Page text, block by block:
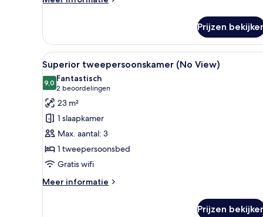
geen
ramen
Prijzen
Alle
foto's
voor
Superior
tweepersoonskamer
(No
View)
laden
Superior tweepersoonskamer
7
Superior tweepersoonskamer (No View)
9,09,0 van 10
Fantastisch
2 beoordelingen
(2
beoordelingen)
23 m²
1 slaapkamer
Max. aantal: 3
1 tweepersoonsbed
Gratis wifi
Meer informatie
Meer
Prijzen